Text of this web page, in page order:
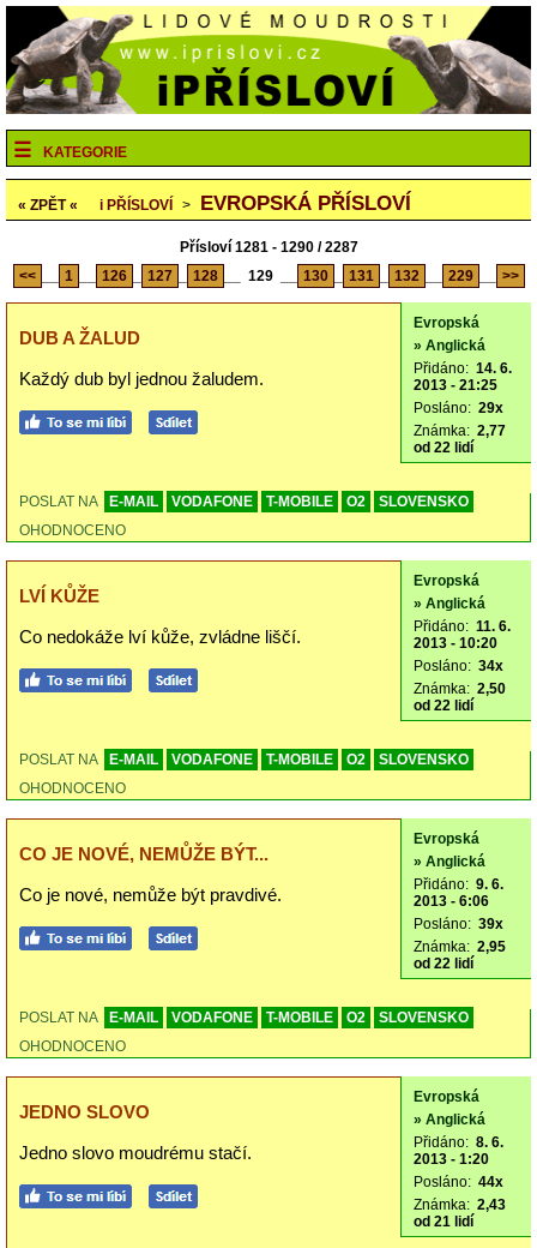
KATEGORIE
« ZPĚT « i PŘÍSLOVÍ > EVROPSKÁ PŘÍSLOVÍ
Přísloví 1281 - 1290 / 2287
<<
1 126 127 128 129 130 131 132 229 >>
DUB A ŽALUD
Každý dub byl jednou žaludem.
Evropská
» Anglická
Přidáno: 14. 6.
2013 - 21:25
Posláno: 29x
Známka: 2,77
od 22 lidí
POSLAT NA E-MAIL VODAFONE T-MOBILE O2
SLOVENSKO
OHODNOCENO
LVÍ KŮŽE
Co nedokáže lví kůže, zvládne liščí.
Evropská
» Anglická
Přidáno: 11. 6.
2013 - 10:20
Posláno: 34x
Známka: 2,50
od 22 lidí
POSLAT NA E-MAIL VODAFONE T-MOBILE O2
SLOVENSKO
OHODNOCENO
CO JE NOVÉ, NEMŮŽE BÝT...
Co je nové, nemůže být pravdivé.
Evropská
» Anglická
Přidáno: 9. 6.
2013 - 6:06
Posláno: 39x
Známka: 2,95
od 22 lidí
POSLAT NA E-MAIL VODAFONE T-MOBILE O2
SLOVENSKO
OHODNOCENO
JEDNO SLOVO
Jedno slovo moudrému stačí.
Evropská
» Anglická
Přidáno: 8. 6.
2013 - 1:20
Posláno: 44x
Známka: 2,43
od 21 lidí